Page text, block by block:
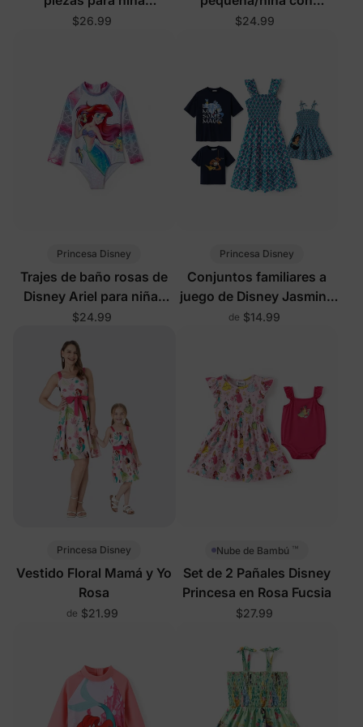
pequeña/niña Disney
$26.99
volantes y un solo
$24.99
Princesa Disney
Trajes de baño rosas de
Disney Ariel para niñas
pequeñas/niños
$24.99
Princesa Disney
Conjuntos familiares a
juego de Disney Jasmine
en azul
de $14.99
Princesa Disney
Vestido Floral Mamá y Yo
Rosa
de $21.99
Nube de Bambú ™
Set de 2 Pañales Disney
Princesa en Rosa Fucsia
$27.99